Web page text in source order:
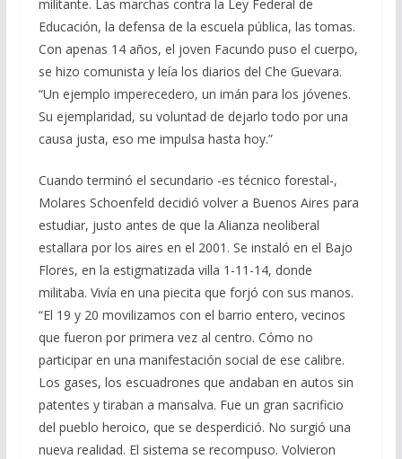
militante. Las marchas contra la Ley Federal de
Educación, la defensa de la escuela pública, las tomas.
Con apenas 14 años, el joven Facundo puso el cuerpo,
se hizo comunista y leía los diarios del Che Guevara.
“Un ejemplo imperecedero, un imán para los jóvenes.
Su ejemplaridad, su voluntad de dejarlo todo por una
causa justa, eso me impulsa hasta hoy.”
Cuando terminó el secundario -es técnico forestal-,
Molares Schoenfeld decidió volver a Buenos Aires para
estudiar, justo antes de que la Alianza neoliberal
estallara por los aires en el 2001. Se instaló en el Bajo
Flores, en la estigmatizada villa 1-11-14, donde
militaba. Vivía en una piecita que forjó con sus manos.
“El 19 y 20 movilizamos con el barrio entero, vecinos
que fueron por primera vez al centro. Cómo no
participar en una manifestación social de ese calibre.
Los gases, los escuadrones que andaban en autos sin
patentes y tiraban a mansalva. Fue un gran sacrificio
del pueblo heroico, que se desperdició. No surgió una
nueva realidad. El sistema se recompuso. Volvieron